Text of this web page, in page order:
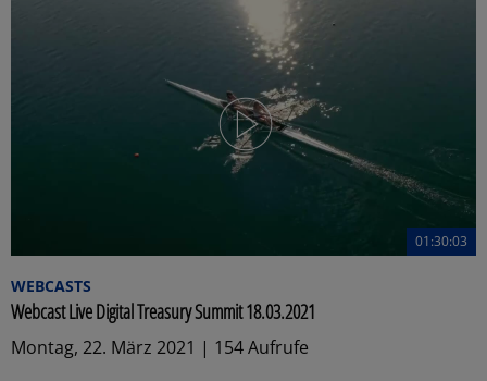
01:30:03
WEBCASTS
Webcast Live Digital Treasury Summit 18.03.2021
Montag, 22. März 2021 | 154 Aufrufe